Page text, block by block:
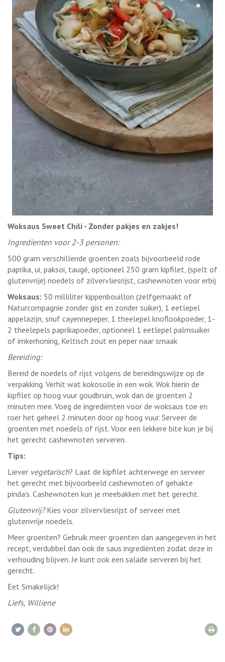
Woksaus Sweet Chili - Zonder pakjes en zakjes!
Ingredienten voor 2-3 personen:
500 gram verschillende groenten zoals bijvoorbeeld rode
paprika, ui, paksoi, taugé, optioneel 250 gram kipfilet, (spelt of
glutenvrije) noedels of zilvervliesrijst, cashewnoten voor erbij
Woksaus: 50 milliliter kippenbouillon (zelfgemaakt of
Naturcompagnie zonder gist en zonder suiker), 1 eetlepel
appelazijn, snuf cayennepeper, 1 theelepel knoflookpoeder, 1-
2 theelepels paprikapoeder, optioneel 1 eetlepel palmsuiker
of imkerhoning, Keltisch zout en peper naar smaak
Bereiding:
Bereid de noedels of rijst volgens de bereidingswijze op de
verpakking. Verhit wat kokosolie in een wok. Wok hierin de
kipfilet op hoog vuur goudbruin, wok dan de groenten 2
minuten mee. Voeg de ingrediënten voor de woksaus toe en
roer het geheel 2 minuten door op hoog vuur. Serveer de
groenten met noedels of rijst. Voor een lekkere bite kun je bij
het gerecht cashewnoten serveren.
Tips:
Liever vegetarisch? Laat de kipfilet achterwege en serveer
het gerecht met bijvoorbeeld cashewnoten of gehakte
pinda’s. Cashewnoten kun je meebakken met het gerecht.
Glutenvrij?Kies voor zilvervliesrijst of serveer met
glutenvrije noedels.
Meer groenten? Gebruik meer groenten dan aangegeven in het
recept, verdubbel dan ook de saus ingrediënten zodat deze in
verhouding blijven. Je kunt ook een salade serveren bij het
gerecht.
Eet Smakelijck!
Liefs, Williene